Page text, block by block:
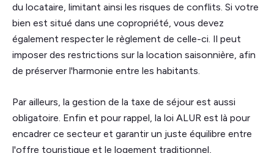
du locataire, limitant ainsi les risques de conflits. Si votre
bien est situé dans une copropriété, vous devez
également respecter le règlement de celle-ci. Il peut
imposer des restrictions sur la location saisonnière, afin
de préserver l'harmonie entre les habitants.
Par ailleurs, la gestion de la taxe de séjour est aussi
obligatoire. Enfin et pour rappel, la loi ALUR est là pour
encadrer ce secteur et garantir un juste équilibre entre
l'offre touristique et le logement traditionnel,